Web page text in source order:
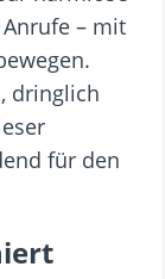
– mit
dringlich
für den